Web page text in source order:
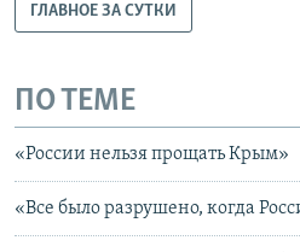
ГЛАВНОЕ ЗА СУТКИ
ПО ТЕМЕ
«России нельзя прощать Крым»
«Все было разрушено, когда